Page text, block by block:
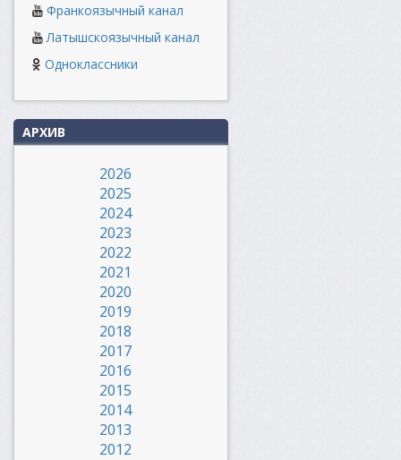
Франкоязычный канал
Латышскоязычный канал
Одноклассники
АРХИВ
2026
2025
2024
2023
2022
2021
2020
2019
2018
2017
2016
2015
2014
2013
2012